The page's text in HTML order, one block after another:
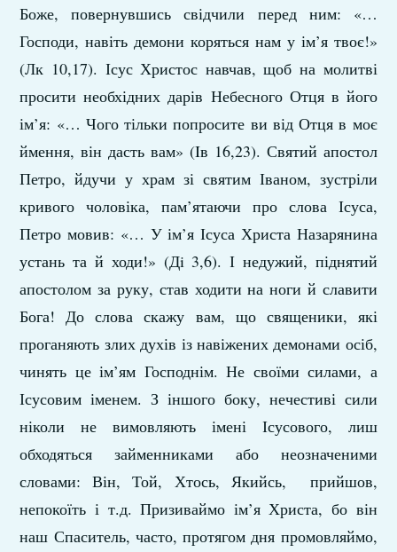
Боже, повернувшись свідчили перед ним: «…
Господи, навіть демони коряться нам у ім’я твоє!»
(Лк 10,17). Ісус Христос навчав, щоб на молитві
просити необхідних дарів Небесного Отця в його
ім’я: «… Чого тільки попросите ви від Отця в моє
ймення, він дасть вам» (Iв 16,23). Святий апостол
Петро, йдучи у храм зі святим Іваном, зустріли
кривого чоловіка, пам’ятаючи про слова Ісуса,
Петро мовив: «… У ім’я Ісуса Христа Назарянина
устань та й ходи!» (Дi 3,6). І недужий, піднятий
апостолом за руку, став ходити на ноги й славити
Бога! До слова скажу вам, що священики, які
проганяють злих духів із навіжених демонами осіб,
чинять це ім’ям Господнім. Не своїми силами, а
Ісусовим іменем. З іншого боку, нечестиві сили
ніколи не вимовляють імені Ісусового, лиш
обходяться займенниками або неозначеними
словами: Він, Той, Хтось, Якийсь, прийшов,
непокоїть і т.д. Призиваймо ім’я Христа, бо він
наш Спаситель, часто, протягом дня промовляймо,